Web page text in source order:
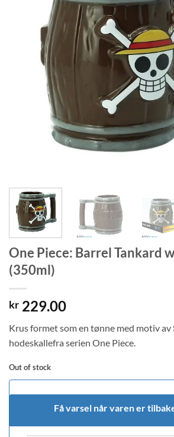
One Piece: Barrel Tankard
(350ml)
kr 229.00
Krus formet som en tønne med motiv
hodeskallefra serien One Piece.
Out of stock
Få varsel når varen er